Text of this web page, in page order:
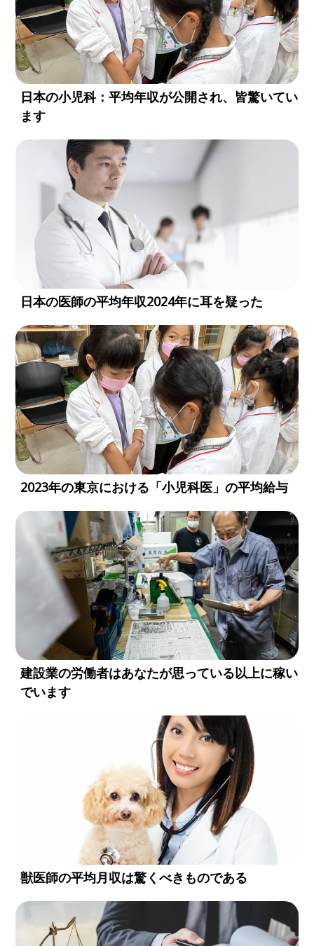
日本の小児科：平均年収が公開され、皆驚いてい
ます
日本の医師の平均年収2024年に耳を疑った
2023年の東京における「小児科医」の平均給与
建設業の労働者はあなたが思っている以上に稼い
でいます
獣医師の平均月収は驚くべきものである